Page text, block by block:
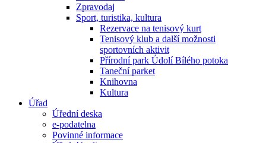
Zpravodaj
Sport, turistika, kultura
Rezervace na tenisový kurt
Tenisový klub a další možnosti
sportovních aktivit
Přírodní park Údolí Bílého potoka
Taneční parket
Knihovna
Kultura
Úřad
Úřední deska
e-podatelna
Povinné informace